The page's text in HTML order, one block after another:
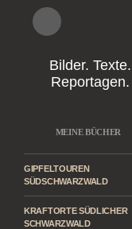
Bilder. Texte.
Reportagen.
MEINE BÜCHER
GIPFELTOUREN
SÜDSCHWARZWALD
KRAFTORTE SÜDLICHER
SCHWARZWALD